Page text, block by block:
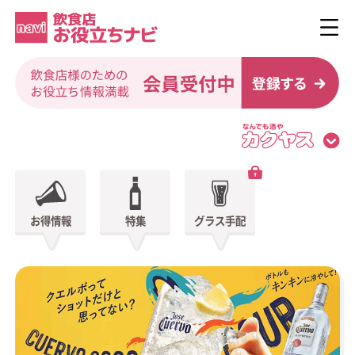
お得情報 特集 グラス手配